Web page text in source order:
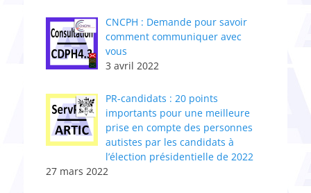
CNCPH : Demande pour savoir
comment communiquer avec
vous
3 avril 2022
PR-candidats : 20 points
importants pour une meilleure
prise en compte des personnes
autistes par les candidats à
l’élection présidentielle de 2022
27 mars 2022